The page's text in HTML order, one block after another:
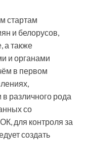
стартам
и белорусов,
а также
и органами
в первом
различного рода
со
для контроля за
создать